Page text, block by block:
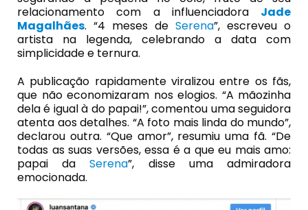
relacionamento com a influenciadora Jade
Magalhães. “4 meses de Serena”, escreveu o
artista na legenda, celebrando a data com
simplicidade e ternura.
A publicação rapidamente viralizou entre os fãs,
que não economizaram nos elogios. “A mãozinha
dela é igual à do papai!”, comentou uma seguidora
atenta aos detalhes. “A foto mais linda do mundo”,
declarou outra. “Que amor”, resumiu uma fã. “De
todas as suas versões, essa é a que eu mais amo:
papai daSerena”, disse uma admiradora
emocionada.